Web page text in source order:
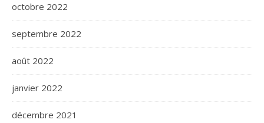
octobre 2022
septembre 2022
août 2022
janvier 2022
décembre 2021